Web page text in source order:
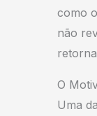
como
não
O
Uma